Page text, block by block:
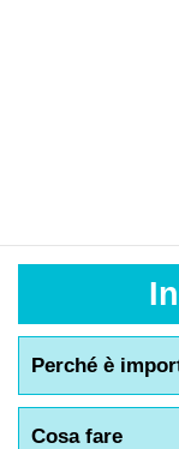
Perché è
Cosa fare